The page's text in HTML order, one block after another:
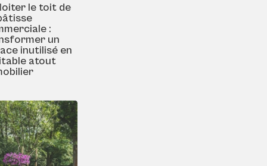
le toit de
:
un
inutilisé en
atout